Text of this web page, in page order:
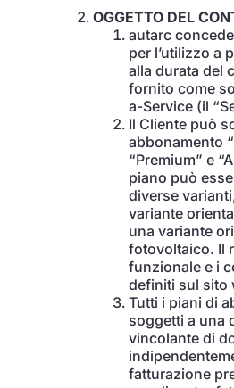
OGGETTO DEL
autarc
per l’utilizzo a
alla durata del
fornito come
a-Service (il
Il Cliente può
abbonamento
“Premium” e
piano può
diverse
variante
una variante
fotovoltaico. Il
funzionale e i
definiti sul sito
Tutti i piani di
soggetti a una
vincolante di
fatturazione